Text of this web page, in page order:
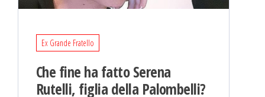
Ex Grande Fratello
Che fine ha fatto Serena
Rutelli, figlia della Palombelli?